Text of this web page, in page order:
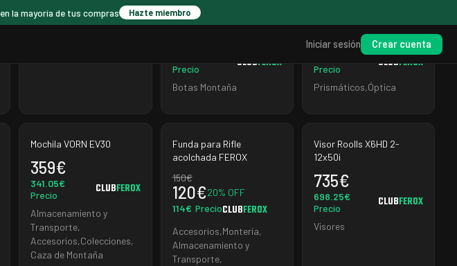
en la mayoría de tus compras Hazte miembro
Iniciar sesión Crear cuenta
0€
GTX
297.5€
Precio
CLUBFEROX
Botas Montaña
499€
399.2€ 20% OFF
Precio
CLUBFEROX
Prismáticos,Óptica
Mochila VORN EV30
359€
341.05€
Precio
CLUBFEROX
Almacenamiento y
Transporte,
Accesorios,Colecciones,
Caza de Montaña
Funda para Rifle
acolchada FEROX
150€
120€20% OFF
114€ PrecioCLUBFEROX
Accesorios,Montería,
Almacenamiento y
Transporte,
Visor Roolls X6HD 2-
12x50i
735€
698.25€
Precio
CLUBFEROX
Visores